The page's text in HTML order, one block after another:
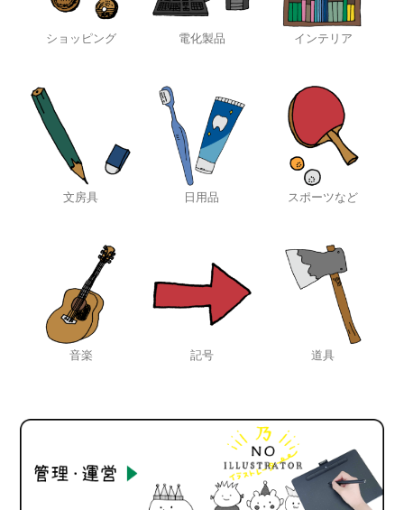
ショッピング 電化製品 インテリア
文房具 日用品 スポーツなど
音楽 記号 道具